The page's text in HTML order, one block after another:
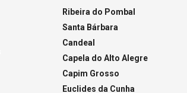
Ribeira do Pombal
Santa Bárbara
Candeal
Capela do Alto Alegre
Capim Grosso
Euclides da Cunha